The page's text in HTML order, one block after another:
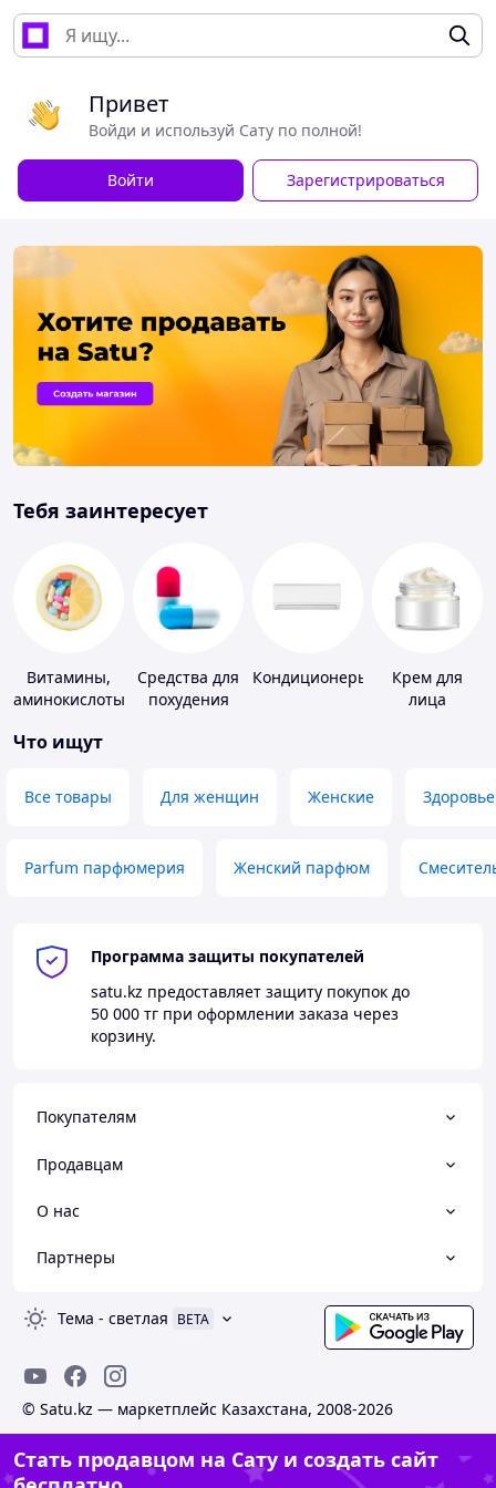
Привет
Войди и используй Сату по полной!
Войти Зарегистрироваться
Тебя заинтересует
Витамины,
аминокислоты
Средства для
похудения
Кондиционеры
Крем для
лица
Что ищут
Все товары Для женщин Женские Здоровье
Parfum парфюмерия Женский парфюм
Программа защиты покупателей
satu.kz предоставляет защиту покупок до
50 000 тг при оформлении заказа через
корзину.
Покупателям
Продавцам
О нас
Партнеры
Тема - светлая BETA
© Satu.kz — маркетплейс Казахстана, 2008-2026
Стать продавцом на Сату и создать сайт